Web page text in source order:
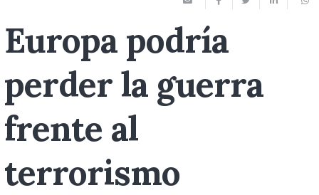
Europa podría
perder la guerra
frente al
terrorismo